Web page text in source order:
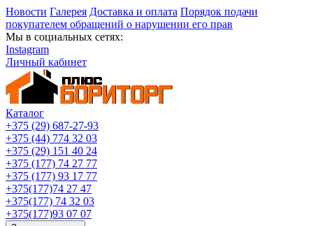
Новости Галерея Доставка и оплата Порядок подачи
покупателем обращений о нарушении его прав
Мы в социальных сетях:
Instagram
Личный кабинет
Каталог
+375 (29) 687-27-93
+375 (44) 774 32 03
+375 (29) 151 40 24
+375 (177) 74 27 77
+375 (177) 93 17 77
+375(177)74 27 47
+375(177) 74 32 03
+375(177)93 07 07